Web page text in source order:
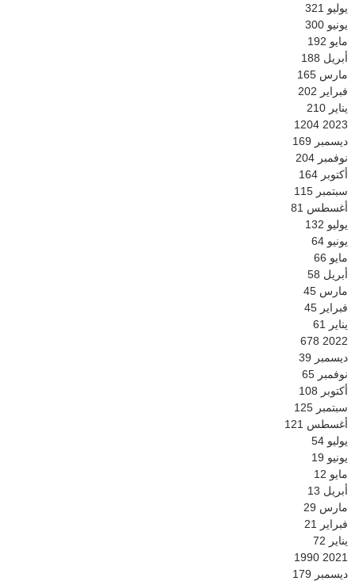
يوليو 321
يونيو 300
مايو 192
أبريل 188
مارس 165
فبراير 202
يناير 210
2023
1204
ديسمبر 169
نوفمبر 204
أكتوبر 164
سبتمبر 115
أغسطس 81
يوليو 132
يونيو 64
مايو 66
أبريل 58
مارس 45
فبراير 45
يناير
61
2022
678
ديسمبر 39
نوفمبر 65
أكتوبر 108
سبتمبر 125
أغسطس 121
يوليو 54
يونيو 19
مايو 12
أبريل 13
مارس 29
فبراير
21
يناير 72
2021
1990
ديسمبر 179